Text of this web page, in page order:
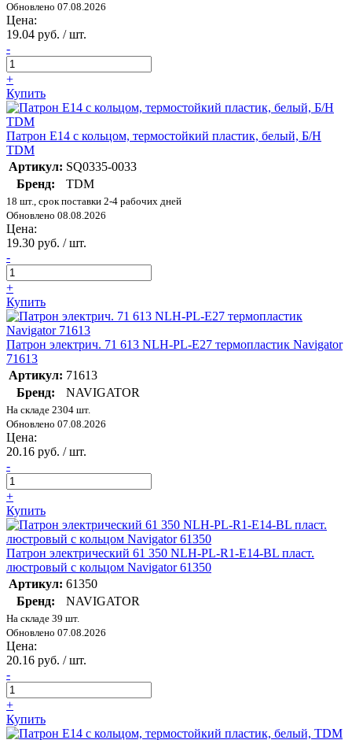
Обновлено 07.08.2026
Цена:
19.04 руб. / шт.
-
+
Купить
Патрон Е14 с кольцом, термостойкий пластик, белый, Б/Н
TDM
Артикул: SQ0335-0033
Бренд:
TDM
18 шт., срок поставки 2-4 рабочих дней
Обновлено 08.08.2026
Цена:
19.30 руб. / шт.
-
+
Купить
Патрон электрич. 71 613 NLH-PL-E27 термопластик Navigator
71613
Артикул: 71613
Бренд:
NAVIGATOR
На складе 2304 шт.
Обновлено 07.08.2026
Цена:
20.16 руб. / шт.
-
+
Купить
Патрон электрический 61 350 NLH-PL-R1-E14-BL пласт.
люстровый с кольцом Navigator 61350
Артикул: 61350
Бренд:
NAVIGATOR
На складе 39 шт.
Обновлено 07.08.2026
Цена:
20.16 руб. / шт.
-
+
Купить